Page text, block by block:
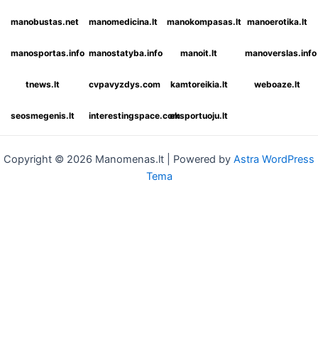
manobustas.net manomedicina.lt manokompasas.lt manoerotika.lt
manosportas.info manostatyba.info manoit.lt manoverslas.info
tnews.lt cvpavyzdys.com kamtoreikia.lt weboaze.lt
seosmegenis.lt interestingspace.comeksportuoju.lt
Copyright © 2026 Manomenas.lt | Powered by Astra WordPress
Tema